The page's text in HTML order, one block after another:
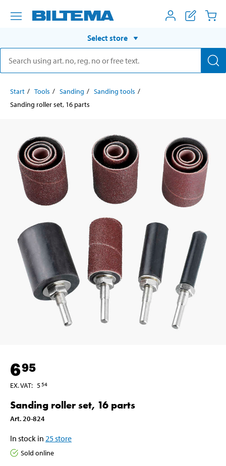
Select store
Start Tools Sanding
Sanding tools
Sanding roller set, 16 parts
695
EX. VAT: 554
Sanding roller set, 16 parts
Art. 20-824
In stock in 25store
Sold online